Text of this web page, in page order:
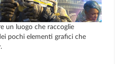
un luogo che raccoglie
pochi elementi grafici che